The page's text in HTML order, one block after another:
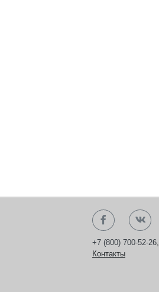
+7 (800) 700-52-26,
Контакты